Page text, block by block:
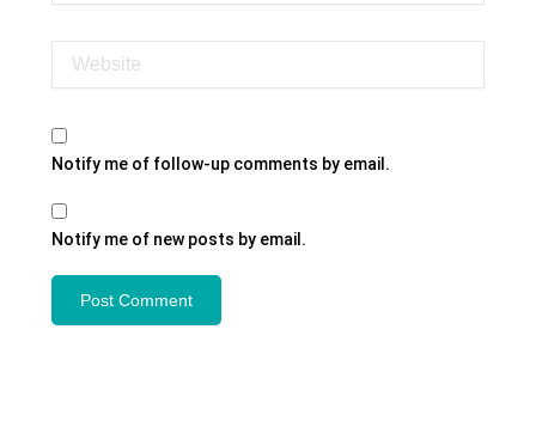
Notify me of follow-up comments by email.
Notify me of new posts by email.